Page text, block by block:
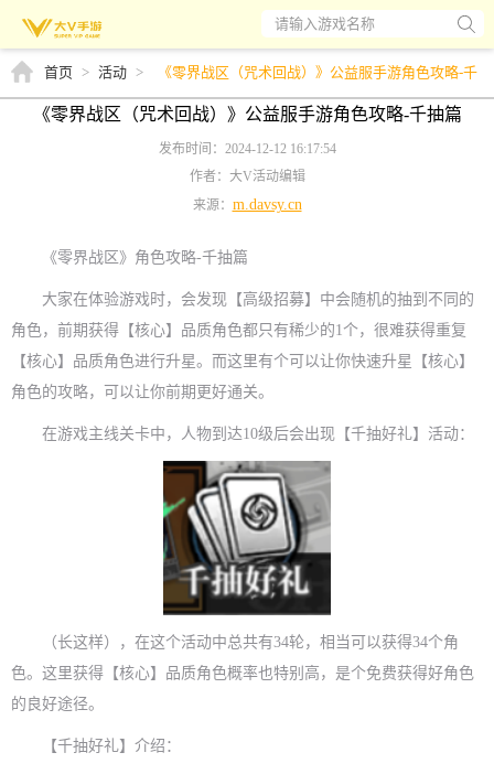
请输入游戏名称
首页 > 活动 >
《零界战区（咒术回战）》公益服手游角色攻略-千
抽篇
《零界战区（咒术回战）》公益服手游角色攻略-千抽篇
发布时间：2024-12-12 16:17:54
作者：大V活动编辑
来源： m.davsy.cn
《零界战区》角色攻略-千抽篇
大家在体验游戏时，会发现【高级招募】中会随机的抽到不同的
角色，前期获得【核心】品质角色都只有稀少的1个，很难获得重复
【核心】品质角色进行升星。而这里有个可以让你快速升星【核心】
角色的攻略，可以让你前期更好通关。
在游戏主线关卡中，人物到达10级后会出现【千抽好礼】活动：
（长这样），在这个活动中总共有34轮，相当可以获得34个角
色。这里获得【核心】品质角色概率也特别高，是个免费获得好角色
的良好途径。
【千抽好礼】介绍：